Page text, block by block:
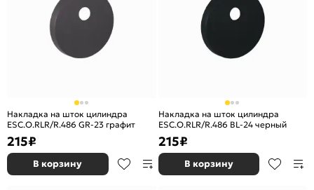
Накладка на шток цилиндра
ESC.O.RLR/R.486 GR-23 графит
215₽
В корзину
Накладка на шток цилиндра
ESC.O.RLR/R.486 BL-24 черный
215₽
В корзину